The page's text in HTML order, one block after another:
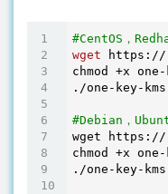
#CentOS，
wget https://
chmod +x
./one-key-
#Debian，
wget https://
chmod +x
./one-key-